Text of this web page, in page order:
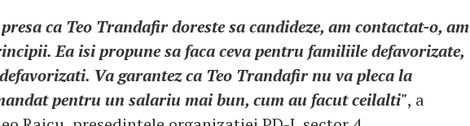
ca Teo Trandafir doreste sa candideze, am contactat-o, am
Ea isi propune sa faca ceva pentru familiile defavorizate,
Va garantez ca Teo Trandafir nu va pleca la
pentru un salariu mai bun, cum au facut ceilalti", a